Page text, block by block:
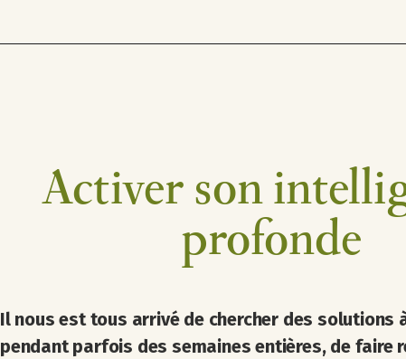
Activer son
profonde
Il nous est tous arrivé de chercher des solutions
pendant parfois des semaines entières, de faire